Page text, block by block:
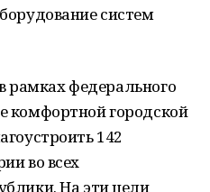
систем
рамках федерального
комфортной городской
142
во всех
На эти цели